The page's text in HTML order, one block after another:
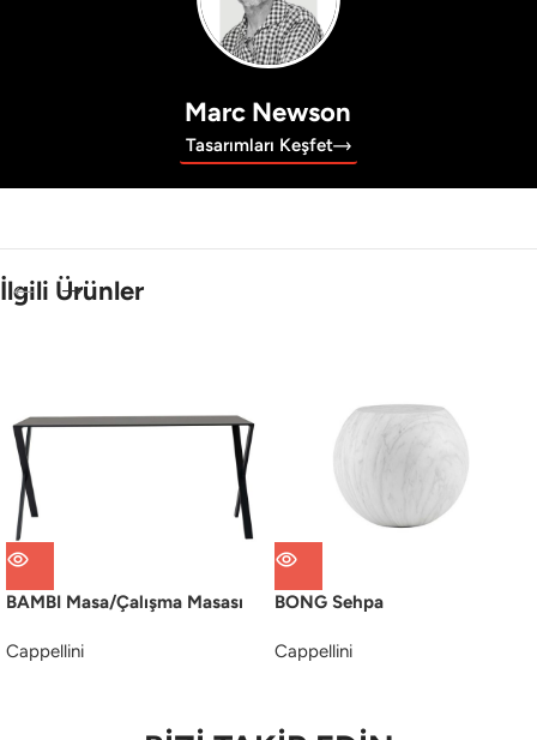
Marc Newson
Tasarımları Keşfet
İlgili Ürünler
BAMBI Masa/Çalışma Masası
Cappellini
BONG Sehpa
Cappellini